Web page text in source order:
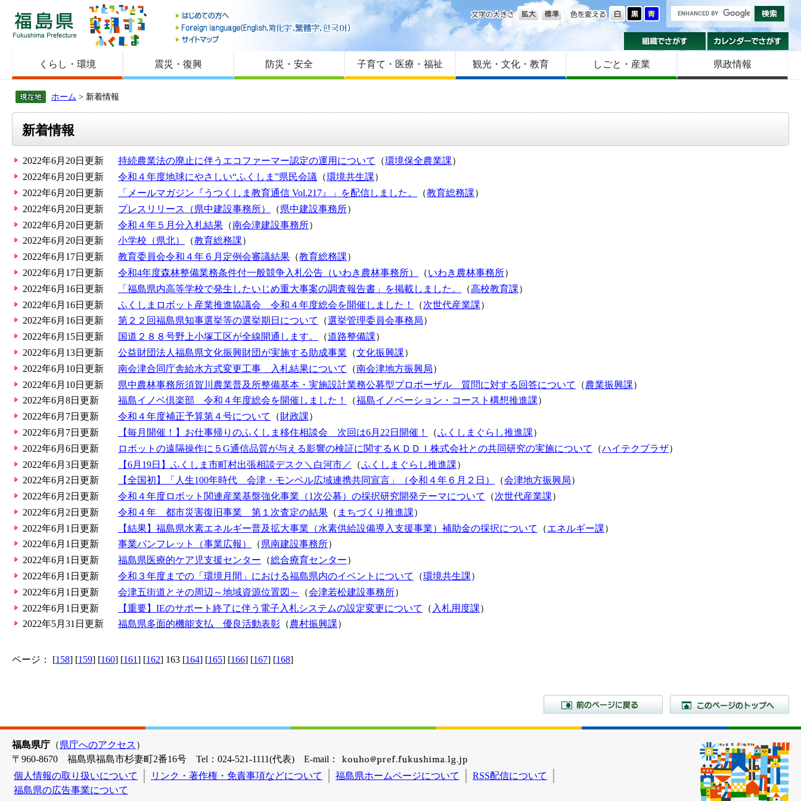
福島県
はじめての方へ
Foreign language
サイトマップ
色を変える
文字の大きさ
組織でさがす
くらし・環境 震災・復興 防災・安全 子育て・医療・福祉 観光・文化・教育 しごと・産業 県政情報
ホーム > 新着情報
新着情報
2022年6月20日更新 持続農業法の廃止に伴うエコファーマー認定の運用について （環境保全農業課）
2022年6月20日更新
令和４年度地球にやさしい“ふくしま”県民会議 （環境共生課）
2022年6月20日更新
「メールマガジン『うつくしま教育通信 Vol.217』」を配信しました。 （教育総務課）
2022年6月20日更新
プレスリリース（県中建設事務所） （県中建設事務所）
2022年6月20日更新
令和４年５月分入札結果 （南会津建設事務所）
2022年6月20日更新
小学校（県北） （教育総務課）
2022年6月17日更新
教育委員会令和４年６月定例会審議結果 （教育総務課）
2022年6月17日更新
令和4年度森林整備業務条件付一般競争入札公告（いわき農林事務所） （いわき農林事務所）
2022年6月16日更新
「福島県内高等学校で発生したいじめ重大事案の調査報告書」を掲載しました。 （高校教育課）
2022年6月16日更新
ふくしまロボット産業推進協議会 令和４年度総会を開催しました！ （次世代産業課）
2022年6月16日更新
第２２回福島県知事選挙等の選挙期日について （選挙管理委員会事務局）
2022年6月15日更新
国道２８８号野上小塚工区が全線開通します。 （道路整備課）
2022年6月13日更新
公益財団法人福島県文化振興財団が実施する助成事業 （文化振興課）
2022年6月10日更新
南会津合同庁舎給水方式変更工事 入札結果について （南会津地方振興局）
2022年6月10日更新
県中農林事務所須賀川農業普及所整備基本・実施設計業務公募型プロポーザル 質問に対する回答について （農業振興課）
2022年6月8日更新
福島イノベ倶楽部 令和４年度総会を開催しました！ （福島イノベーション・コースト構想推進課）
2022年6月7日更新
令和４年度補正予算第４号について （財政課）
2022年6月7日更新
【毎月開催！】お仕事帰りのふくしま移住相談会 次回は6月22日開催！ （ふくしまぐらし推進課）
2022年6月6日更新
ロボットの遠隔操作に５G通信品質が与える影響の検証に関するＫＤＤＩ株式会社との共同研究の実施について （ハイテクプラザ）
2022年6月3日更新
【6月19日】ふくしま市町村出張相談デスク＼白河市／ （ふくしまぐらし推進課）
2022年6月2日更新
【全国初】「人生100年時代 会津・モンベル広域連携共同宣言」（令和４年６月２日） （会津地方振興局）
2022年6月2日更新
令和４年度ロボット関連産業基盤強化事業（1次公募）の採択研究開発テーマについて （次世代産業課）
2022年6月2日更新
令和４年 都市災害復旧事業 第１次査定の結果 （ まちづくり推進課）
2022年6月1日更新
【結果】福島県水素エネルギー普及拡大事業（水素供給設備導入支援事業）補助金の採択について （エネルギー課）
2022年6月1日更新
事業パンフレット（事業広報） （県南建設事務所）
2022年6月1日更新
福島県医療的ケア児支援センター （総合療育センター）
2022年6月1日更新
令和３年度までの「環境月間」における福島県内のイベントについて （環境共生課）
2022年6月1日更新
会津五街道とその周辺～地域資源位置図～ （会津若松建設事務所）
2022年6月1日更新
【重要】IEのサポート終了に伴う電子入札システムの設定変更について （ 入札用度課）
2022年5月31日更新
福島県多面的機能支払 優良活動表彰 （農村振興課）
ページ： [158] [159] [160] [161] [162] 163 [164] [165] [166] [167] [168]
前のページに戻る
福島県庁 （県庁へのアクセス ）
〒960-8670 福島県福島市杉妻町2番16号 Tel：024-521-1111(代表) E-mail：
個人情報の取り扱いについて
リンク・著作権・免責事項などについて 福島県ホームページについて
RSS配信について
福島県の広告事業について